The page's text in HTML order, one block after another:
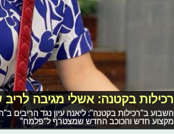
רכילות בקטנה: אשלי מגיבה לריב
השבוע ב"רכילות בקטנה": ליאנה עיון נגד הריבים
מקצוע חדש והכוכב החדש שמצטרף ל"פלמח"